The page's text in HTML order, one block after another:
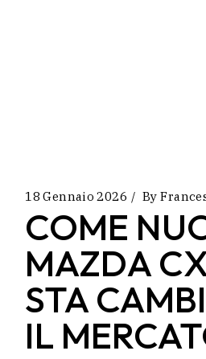
18 Gennaio 2026 By
COME
MAZDA
STA
IL